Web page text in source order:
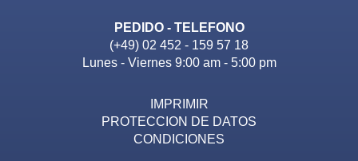
PEDIDO - TELEFONO
(+49) 02 452 - 159 57 18
Lunes - Viernes 9:00 am - 5:00 pm
IMPRIMIR
PROTECCION DE DATOS
CONDICIONES